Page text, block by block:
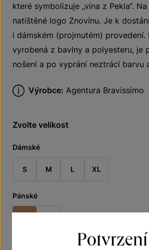
které symbolizuje „vína z Pekla“.
natištěné logo Znovínu. Je k
i dámském (projmutém) provedení.
vyrobená z bavlny a polyesteru, je
nošení a po vyprání neztrácí barvu
Výrobce: Agentura Bravissimo
Zvolte velikost
Dámské
S M L XL
Pánské
Potvrzení